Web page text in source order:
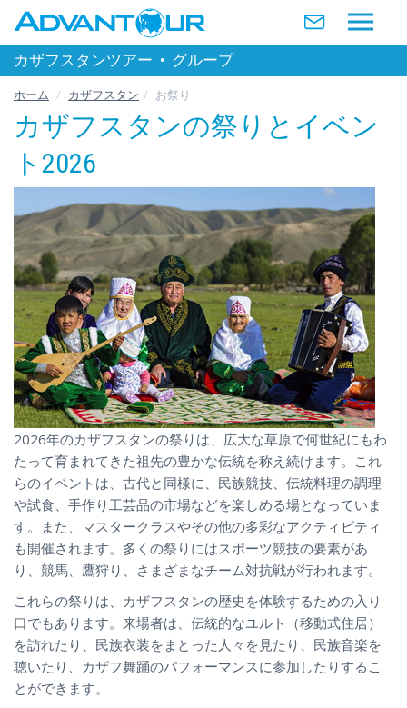
カザフスタンツアー • グループ
ホーム カザフスタン お祭り
カザフスタンの祭りとイベン
ト2026
2026年のカザフスタンの祭りは、広大な草原で何世紀にもわ
たって育まれてきた祖先の豊かな伝統を称え続けます。これ
らのイベントは、古代と同様に、民族競技、伝統料理の調理
や試食、手作り工芸品の市場などを楽しめる場となっていま
す。また、マスタークラスやその他の多彩なアクティビティ
も開催されます。多くの祭りにはスポーツ競技の要素があ
り、競馬、鷹狩り、さまざまなチーム対抗戦が行われます。
これらの祭りは、カザフスタンの歴史を体験するための入り
口でもあります。来場者は、伝統的なユルト（移動式住居）
を訪れたり、民族衣装をまとった人々を見たり、民族音楽を
聴いたり、カザフ舞踊のパフォーマンスに参加したりするこ
とができます。